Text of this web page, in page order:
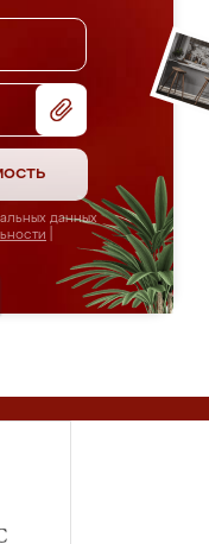
данных